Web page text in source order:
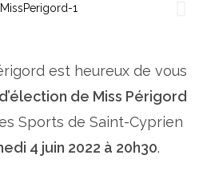
est heureux de vous
de Miss Périgord
Sports de Saint-Cyprien
4 juin 2022 à 20h30.